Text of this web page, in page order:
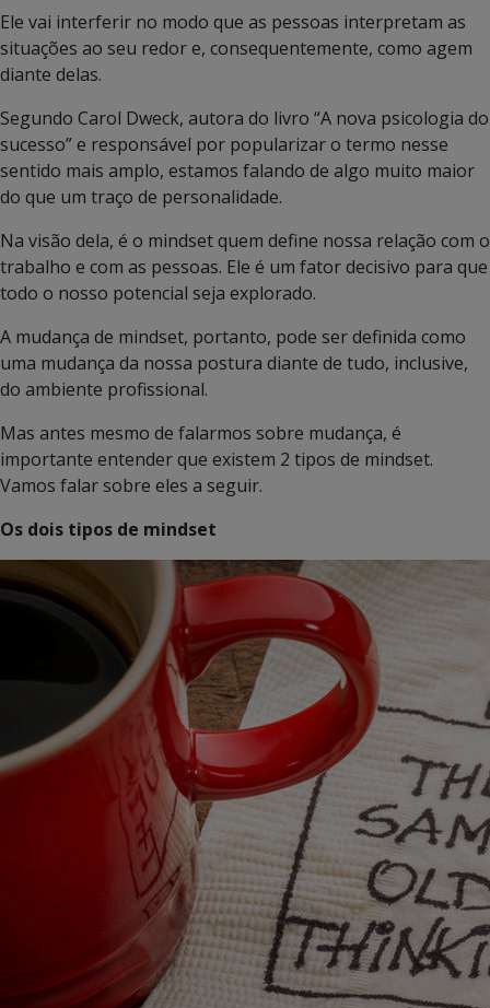
Ele vai interferir no modo que as pessoas interpretam as
situações ao seu redor e, consequentemente, como agem
diante delas.
Segundo Carol Dweck, autora do livro “A nova psicologia do
sucesso” e responsável por popularizar o termo nesse
sentido mais amplo, estamos falando de algo muito maior
do que um traço de personalidade.
Na visão dela, é o mindset quem define nossa relação com o
trabalho e com as pessoas. Ele é um fator decisivo para que
todo o nosso potencial seja explorado.
A mudança de mindset, portanto, pode ser definida como
uma mudança da nossa postura diante de tudo, inclusive,
do ambiente profissional.
Mas antes mesmo de falarmos sobre mudança, é
importante entender que existem 2 tipos de mindset.
Vamos falar sobre eles a seguir.
Os dois tipos de mindset